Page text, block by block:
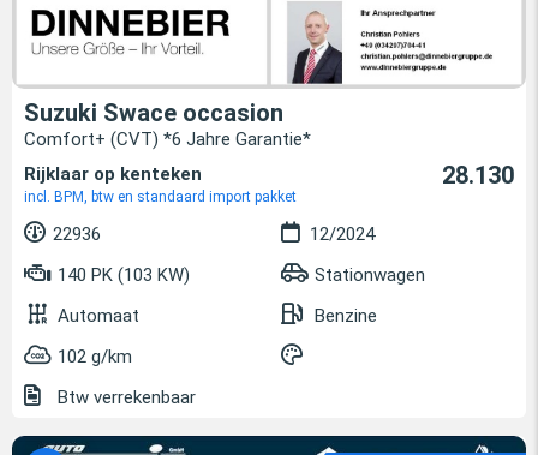
Suzuki Swace occasion
Comfort+ (CVT) *6 Jahre Garantie*
Rijklaar op kenteken
incl. BPM, btw en standaard import pakket
28.130
22936
12/2024
140 PK (103 KW)
Stationwagen
Automaat
Benzine
102 g/km
Btw verrekenbaar